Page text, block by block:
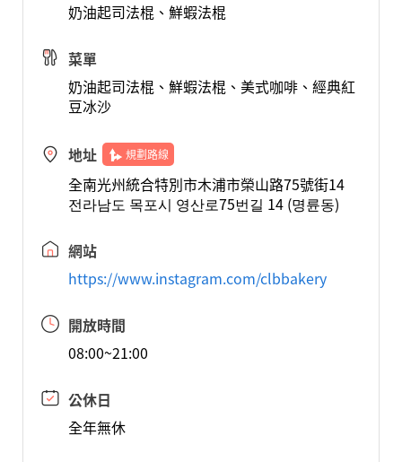
奶油起司法棍、鮮蝦法棍
菜單
奶油起司法棍、鮮蝦法棍、美式咖啡、經典紅
豆冰沙
地址 規劃路線
全南光州統合特別市木浦市榮山路75號街14
전라남도 목포시 영산로75번길 14 (명륜동)
網站
https://www.instagram.com/clbbakery
開放時間
08:00~21:00
公休日
全年無休